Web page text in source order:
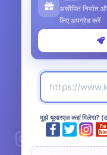
असीमित निर्यात
लिए अपग्रेड करें
मुझे यूआरएल कहां मिलेगा?